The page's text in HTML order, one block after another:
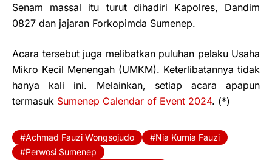
Senam massal itu turut dihadiri Kapolres, Dandim
0827 dan jajaran Forkopimda Sumenep.
Acara tersebut juga melibatkan puluhan pelaku Usaha
Mikro Kecil Menengah (UMKM). Keterlibatannya tidak
hanya kali ini. Melainkan, setiap acara apapun
termasuk Sumenep Calendar of Event 2024. (*)
Achmad Fauzi Wongsojudo
Nia Kurnia Fauzi
Perwosi Sumenep